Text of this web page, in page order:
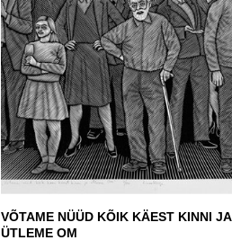
VÕTAME NÜÜD KÕIK KÄEST KINNI JA
ÜTLEME OM